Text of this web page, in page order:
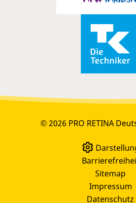
© 2026 PRO RETINA
Sitemap
Impressum
Datenschutz